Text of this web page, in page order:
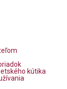
kútika